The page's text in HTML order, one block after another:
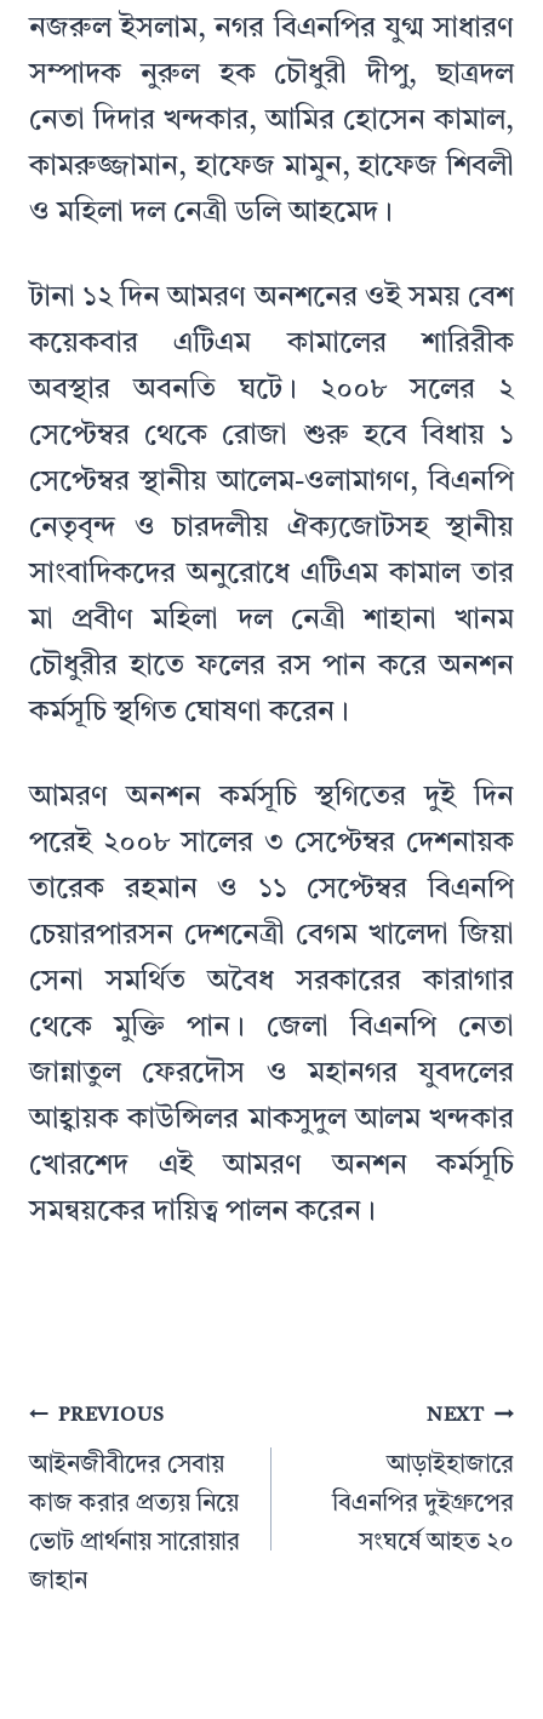
নজরুল ইসলাম, নগর বিএনপির যুগ্ম সাধারণ
সম্পাদক নুরুল হক চৌধুরী দীপু, ছাত্রদল
নেতা দিদার খন্দকার, আমির হোসেন কামাল,
কামরুজ্জামান, হাফেজ মামুন, হাফেজ শিবলী
ও মহিলা দল নেত্রী ডলি আহমেদ।
টানা ১২ দিন আমরণ অনশনের ওই সময় বেশ
কয়েকবার এটিএম কামালের শারিরীক
অবস্থার অবনতি ঘটে। ২০০৮ সলের ২
সেপ্টেম্বর থেকে রোজা শুরু হবে বিধায় ১
সেপ্টেম্বর স্থানীয় আলেম-ওলামাগণ, বিএনপি
নেতৃবৃন্দ ও চারদলীয় ঐক্যজোটসহ স্থানীয়
সাংবাদিকদের অনুরোধে এটিএম কামাল তার
মা প্রবীণ মহিলা দল নেত্রী শাহানা খানম
চৌধুরীর হাতে ফলের রস পান করে অনশন
কর্মসূচি স্থগিত ঘোষণা করেন।
আমরণ অনশন কর্মসূচি স্থগিতের দুই দিন
পরেই ২০০৮ সালের ৩ সেপ্টেম্বর দেশনায়ক
তারেক রহমান ও ১১ সেপ্টেম্বর বিএনপি
চেয়ারপারসন দেশনেত্রী বেগম খালেদা জিয়া
সেনা সমর্থিত অবৈধ সরকারের কারাগার
থেকে মুক্তি পান। জেলা বিএনপি নেতা
জান্নাতুল ফেরদৌস ও মহানগর যুবদলের
আহ্বায়ক কাউন্সিলর মাকসুদুল আলম খন্দকার
খোরশেদ এই আমরণ অনশন কর্মসূচি
সমন্বয়কের দায়িত্ব পালন করেন।
PostPREVIOUS
আইনজীবীদের সেবায়
কাজ করার প্রত্যয় নিয়ে
ভোট প্রার্থনায় সারোয়ার
জাহান
NEXT
আড়াইহাজারে
বিএনপির দুইগ্রুপের
সংঘর্ষে আহত ২০